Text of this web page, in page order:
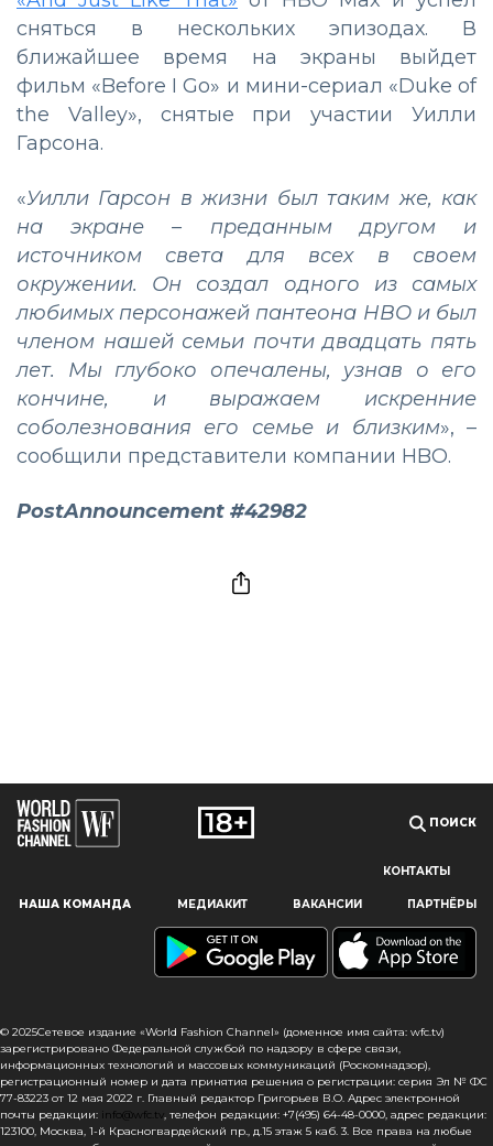
Наш сайт использует файлы cookie и похожие технологии,
пользователям, предоставляя персонализированную
информацию, запоминая предпочтения в области
сайта, вы подтверждаете свое согласие на использование
файлов cookie в соответствии с настоящим уведомлением
в отношении данного типа файлов. Если вы не согласны
с тем, чтобы мы использовали данный тип файлов,
то вы должны соответствующим образом установить
настройки вашего браузера или не использовать сайт wfc.tv
сняться в нескольких эпизодах. В
ближайшее время на экраны выйдет
фильм «Before I Go» и мини-сериал «Duke of
the Valley», снятые при участии Уилли
Гарсона.
«Уилли Гарсон в жизни был таким же, как
на экране – преданным другом и
источником света для всех в своем
окружении. Он создал одного из самых
любимых персонажей пантеона HBO и был
членом нашей семьи почти двадцать пять
лет. Мы глубоко опечалены, узнав о его
кончине, и выражаем искренние
соболезнования его семье и близким», –
сообщили представители компании HBO.
PostAnnouncement #42982
ПОИСК
КОНТАКТЫ
НАША КОМАНДА МЕДИАКИТ ВАКАНСИИ ПАРТНЁРЫ
© 2025Сетевое издание «World Fashion Channel» (доменное имя сайта: wfc.tv)
зарегистрировано Федеральной службой по надзору в сфере связи,
информационных технологий и массовых коммуникаций (Роскомнадзор),
регистрационный номер и дата принятия решения о регистрации: серия Эл № ФС
77-83223 от 12 мая 2022 г. Главный редактор Григорьев В.О. Адрес электронной
почты редакции: info@wfc.tv, телефон редакции: +7(495) 64-48-0000, адрес редакции:
123100, Москва, 1-й Красногвардейский пр., д.15 этаж 5 каб. 3. Все права на любые